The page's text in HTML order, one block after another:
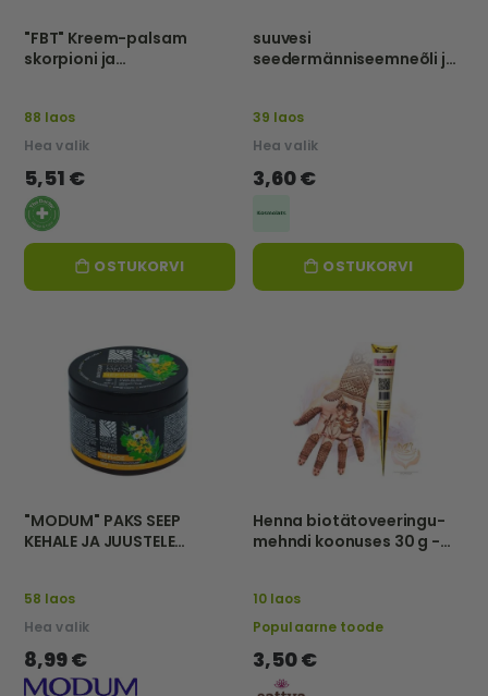
"FBT" Kreem-palsam
skorpioni ja
88 laos
Hea valik
5,51 €
OSTUKORVI
suuvesi
seedermänniseemneõli ja
39 laos
Hea valik
3,60 €
OSTUKORVI
"MODUM" PAKS SEEP
KEHALE JA JUUSTELE
58 laos
Hea valik
8,99 €
Henna biotätoveeringu-
mehndi koonuses 30 g -
10 laos
Populaarne toode
3,50 €